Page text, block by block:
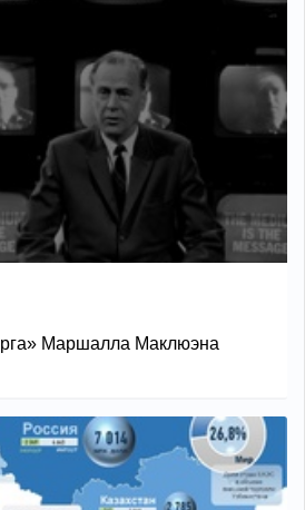
Маршалла Маклюэна